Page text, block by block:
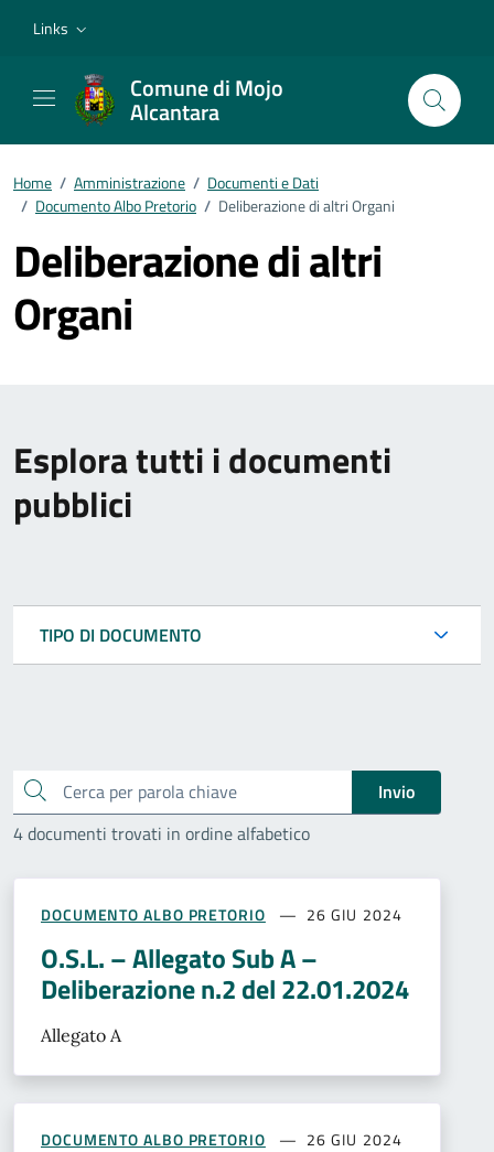
Links
Comune di Mojo
Alcantara
Home / Amministrazione / Documenti e Dati
/ Documento Albo Pretorio / Deliberazione di altri Organi
Deliberazione di altri
Organi
Esplora tutti i documenti
pubblici
Cerca
Invio
4 documenti trovati in ordine alfabetico
DOCUMENTO ALBO PRETORIO 26 GIU 2024
O.S.L. – Allegato Sub A –
Deliberazione n.2 del 22.01.2024
Allegato A
DOCUMENTO ALBO PRETORIO 26 GIU 2024
TIPO DI DOCUMENTO